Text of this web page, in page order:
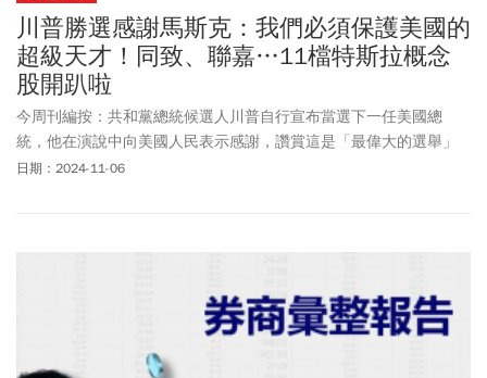
川普勝選感謝馬斯克：我們必須保護美國的
超級天才！同致、聯嘉…11檔特斯拉概念
股開趴啦
今周刊編按：共和黨總統候選人川普自行宣布當選下一任美國總
統，他在演說中向美國人民表示感謝，讚賞這是「最偉大的選舉」
也一一點名競選團隊與特斯拉創辦人馬斯克表達謝意。川普說：
職，馬斯克本人也曾公開表明，願意擔任政府職務。馬斯克大力挺
川普，也讓不少資金亦流向特斯拉概念股，其中同致(3552)、聯嘉
(6288)漲停，貿聯-KY(3665)、康舒(6282)、信邦(3023)、光寶科
(2301)、華孚(6235)、美琪瑪(4721)、康普(4739)、和大(1536)、乙
日期：2024-11-06